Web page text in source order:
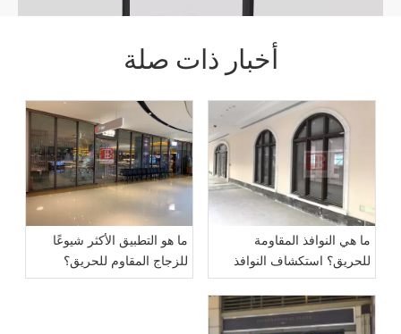
أخبار ذات صلة
ما هي النوافذ المقاومة
للحريق؟ استكشاف النوافذ
المقاومة للحريق
ما هو التطبيق الأكثر شيوعًا
للزجاج المقاوم للحريق؟